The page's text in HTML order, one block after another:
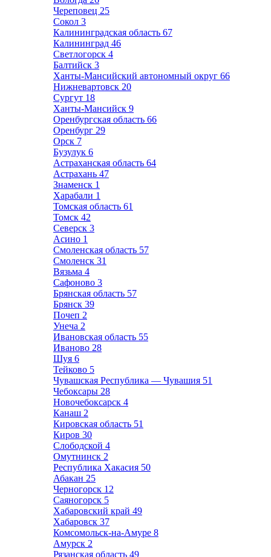
Череповец 25
Сокол 3
Калининградская область 67
Калининград 46
Светлогорск 4
Балтийск 3
Ханты-Мансийский автономный округ 66
Нижневартовск 20
Сургут 18
Ханты-Мансийск 9
Оренбургская область 66
Оренбург 29
Орск 7
Бузулук 6
Астраханская область 64
Астрахань 47
Знаменск 1
Харабали 1
Томская область 61
Томск 42
Северск 3
Асино 1
Смоленская область 57
Смоленск 31
Вязьма 4
Сафоново 3
Брянская область 57
Брянск 39
Почеп 2
Унеча 2
Ивановская область 55
Иваново 28
Шуя 6
Тейково 5
Чувашская Республика — Чувашия 51
Чебоксары 28
Новочебоксарск 4
Канаш 2
Кировская область 51
Киров 30
Слободской 4
Омутнинск 2
Республика Хакасия 50
Абакан 25
Черногорск 12
Саяногорск 5
Хабаровский край 49
Хабаровск 37
Комсомольск-на-Амуре 8
Амурск 2
Рязанская область 49